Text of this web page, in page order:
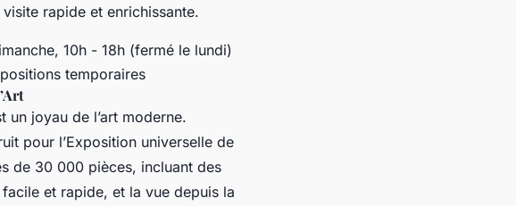
rapide et enrichissante.
10h - 18h (fermé le lundi)
temporaires
un joyau de l’art moderne.
pour l’Exposition universelle de
de 30 000 pièces, incluant des
et rapide, et la vue depuis la